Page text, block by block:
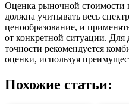
Оценка рыночной стоимости
должна учитывать весь
ценообразование, и
от конкретной ситуации.
точности рекомендуется
оценки, используя
Похожие статьи: